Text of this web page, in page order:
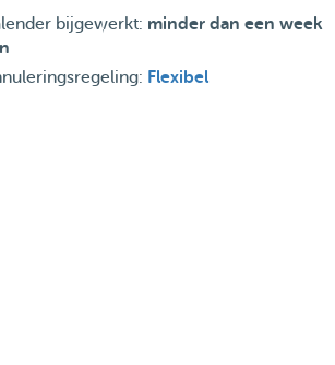
bijgewerkt: minder dan een week
Flexibel